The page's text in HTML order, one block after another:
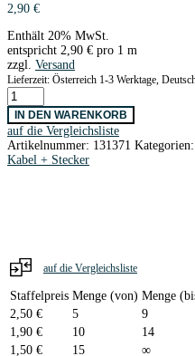
2,90 €
Enthält 20% MwSt.
entspricht 2,90 € pro 1 m
zzgl. Versand
Lieferzeit: Österreich 1-3 Werktage,
Geflechtschlauch
3
-
6
mm
schwarz
IN DEN WARENKORB
auf die Vergleichsliste
Artikelnummer: 131371 Kategorien:
Kabel + Stecker
auf die Vergleichsliste
Staffelpreis Menge (von) Menge
2,50 € 5 9
1,90 € 10 14
1,50 € 15 ∞